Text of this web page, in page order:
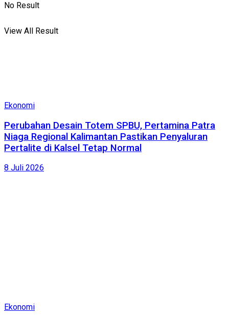
No Result
View All Result
Ekonomi
Perubahan Desain Totem SPBU, Pertamina Patra
Niaga Regional Kalimantan Pastikan Penyaluran
Pertalite di Kalsel Tetap Normal
8 Juli 2026
Ekonomi